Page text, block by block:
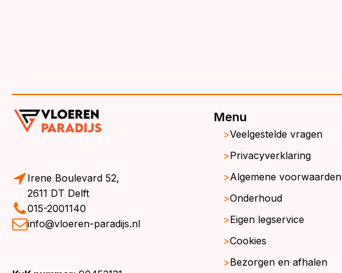
Irene Boulevard 52,
2611 DT Delft
015-2001140
info@vloeren-paradijs.nl
Menu
Veelgestelde vragen
Privacyverklaring
Algemene voorwaarden
Onderhoud
Eigen legservice
Cookies
Bezorgen en afhalen